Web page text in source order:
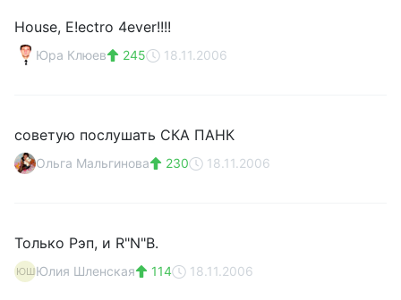
House, E!ectro 4ever!!!!
Юра Клюев 245 18.11.2006
советую послушать СКА ПАНК
Ольга Мальгинова 230 18.11.2006
Только Рэп, и R"N"B.
ЮШЮлия Шленская 114 18.11.2006